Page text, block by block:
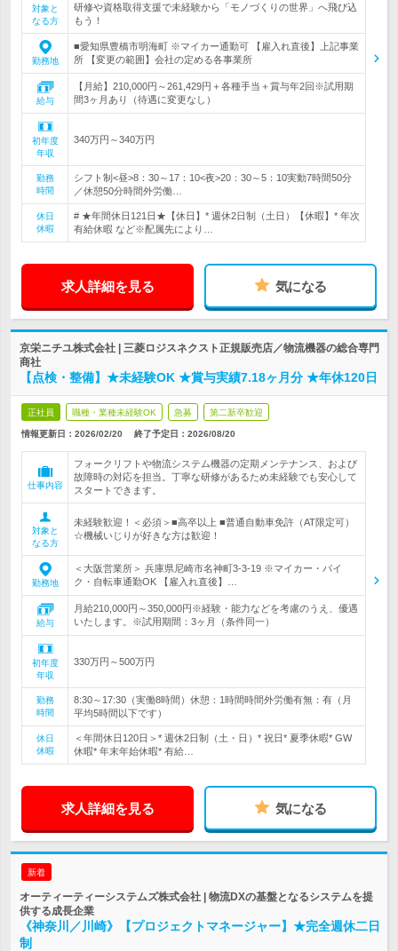
対象と
なる方
研修や資格取得支援で未経験から「モノづくりの世界」へ飛び込
もう！
勤務地
■愛知県豊橋市明海町 ※マイカー通勤可 【雇入れ直後】上記事業
所 【変更の範囲】会社の定める各事業所
給与
【月給】210,000円～261,429円＋各種手当＋賞与年2回※試用期
間3ヶ月あり（待遇に変更なし）
初年度
年収
340万円～340万円
勤務
時間
シフト制<昼>8：30～17：10<夜>20：30～5：10実動7時間50分
／休憩50分時間外労働…
休日
休暇
# ★年間休日121日★【休日】* 週休2日制（土日）【休暇】* 年次
有給休暇 など※配属先により…
求人詳細を見る 気になる
京栄ニチユ株式会社 | 三菱ロジスネクスト正規販売店／物流機器の総合専門
商社
【点検・整備】★未経験OK ★賞与実績7.18ヶ月分 ★年休120日
正社員 職種・業種未経験OK 急募 第二新卒歓迎
情報更新日：2026/02/20 終了予定日： 2026/08/20
仕事内容
フォークリフトや物流システム機器の定期メンテナンス、および
故障時の対応を担当。丁寧な研修があるため未経験でも安心して
スタートできます。
対象と
なる方
未経験歓迎！＜必須＞■高卒以上 ■普通自動車免許（AT限定可）
☆機械いじりが好きな方は歓迎！
勤務地
＜大阪営業所＞ 兵庫県尼崎市名神町3‐3-19 ※マイカー・バイ
ク・自転車通勤OK 【雇入れ直後】…
給与
月給210,000円～350,000円※経験・能力などを考慮のうえ、優遇
いたします。※試用期間：3ヶ月（条件同一）
初年度
年収
330万円～500万円
勤務
時間
8:30～17:30（実働8時間）休憩：1時間時間外労働有無：有（月
平均5時間以下です）
休日
休暇
＜年間休日120日＞* 週休2日制（土・日）* 祝日* 夏季休暇* GW
休暇* 年末年始休暇* 有給…
求人詳細を見る 気になる
新着
オーティーティーシステムズ株式会社 | 物流DXの基盤となるシステムを提
供する成長企業
《神奈川／川崎》【プロジェクトマネージャー】★完全週休二日
制